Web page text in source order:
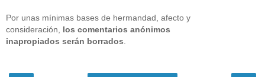
Por unas mínimas bases de hermandad, afecto y
consideración, los comentarios anónimos
inapropiados serán borrados